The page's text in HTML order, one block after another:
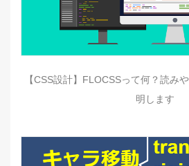
【CSS設計】FLOCSSって何？読み
明します